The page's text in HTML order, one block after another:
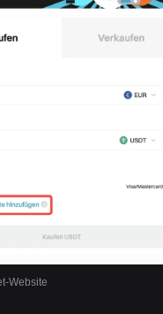
Website